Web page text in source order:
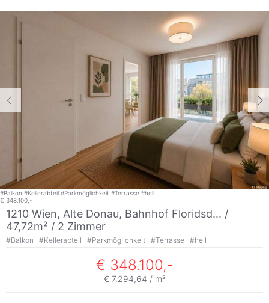
#Balkon #Kellerabteil #Parkmöglichkeit #Terrasse #hell
€ 348.100,-
1210 Wien, Alte Donau, Bahnhof Floridsd... /
47,72m² / 2 Zimmer
#Balkon #Kellerabteil #Parkmöglichkeit #Terrasse #hell
€ 348.100,-
€ 7.294,64 / m²